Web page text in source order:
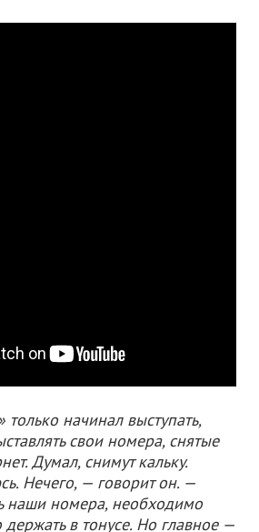
только начинал выступать,
свои номера, снятые
Думал, снимут кальку.
Нечего, — говорит он. —
наши номера, необходимо
в тонусе. Но главное —